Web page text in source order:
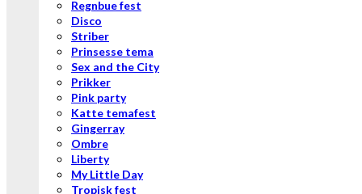
Regnbue fest
Disco
Striber
Prinsesse tema
Sex and the City
Prikker
Pink party
Katte temafest
Gingerray
Ombre
Liberty
My Little Day
Tropisk fest